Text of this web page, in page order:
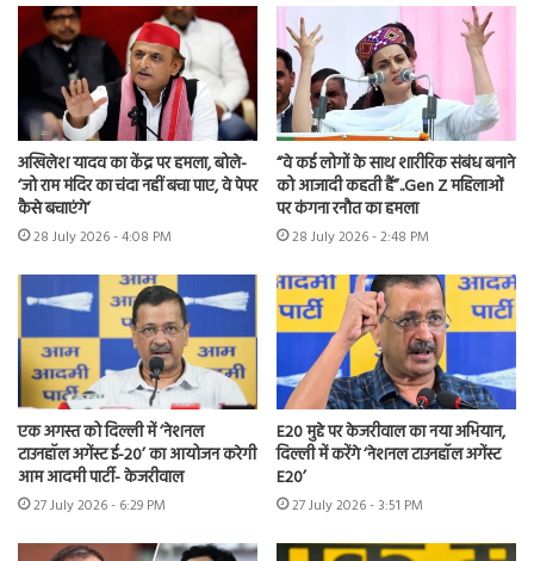
अखिलेश यादव का केंद्र पर हमला, बोले-
‘जो राम मंदिर का चंदा नहीं बचा पाए, वे पेपर
कैसे बचाएंगे’
28 July 2026 - 4:08 PM
“वे कई लोगों के साथ शारीरिक संबंध बनाने
को आजादी कहती हैं”..Gen Z महिलाओं
पर कंगना रनौत का हमला
28 July 2026 - 2:48 PM
एक अगस्त को दिल्ली में ‘नेशनल
टाउनहॉल अगेंस्ट ई-20’ का आयोजन करेगी
आम आदमी पार्टी- केजरीवाल
27 July 2026 - 6:29 PM
E20 मुद्दे पर केजरीवाल का नया अभियान,
दिल्ली में करेंगे ‘नेशनल टाउनहॉल अगेंस्ट
E20’
27 July 2026 - 3:51 PM